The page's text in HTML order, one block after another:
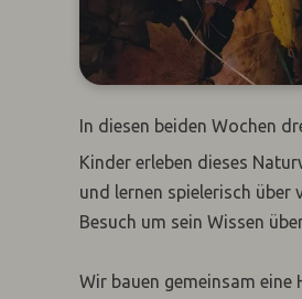
In diesen beiden Wochen
Kinder erleben dieses
und lernen spielerisch über
Besuch um sein Wissen
Wir bauen gemeinsam